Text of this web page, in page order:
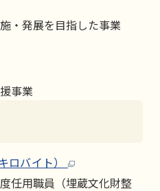
・発展を目指した事業
事業
ロバイト）
任用職員（埋蔵文化財整